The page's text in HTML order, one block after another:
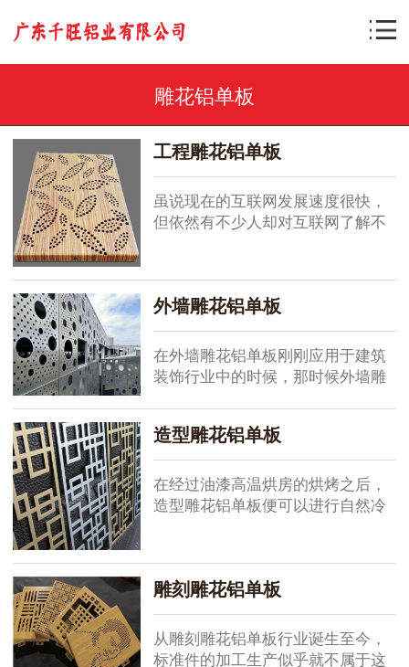
雕花铝单板
工程雕花铝单板
虽说现在的互联网发展速度很快，
但依然有不少人却对互联网了解不
程雕花铝单板的求购信息，却不知
道用搜索引...
外墙雕花铝单板
在外墙雕花铝单板刚刚应用于建筑
装饰行业中的时候，那时候外墙雕
出现了不对等，企业少，客户数量
多，是一个...
造型雕花铝单板
在经过油漆高温烘房的烘烤之后，
造型雕花铝单板便可以进行自然冷
油漆漆膜的厚度是主要的检测项目
之一，采用...
雕刻雕花铝单板
从雕刻雕花铝单板行业诞生至今，
标准件的加工生产似乎就不属于这